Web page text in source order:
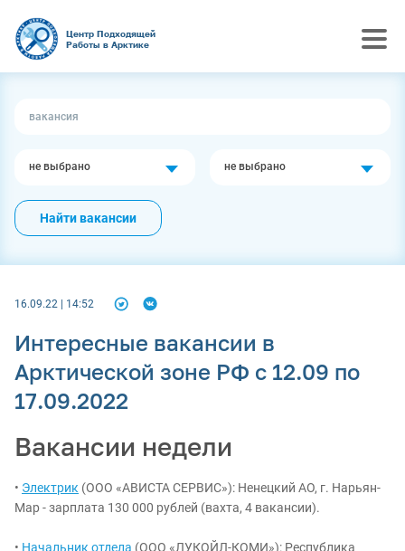
Центр Подходящей
Работы в Арктике
не выбрано не выбрано
Найти вакансии
16.09.22 | 14:52
Интересные вакансии в
Арктической зоне РФ с 12.09 по
17.09.2022
Вакансии недели
• Электрик (ООО «АВИСТА СЕРВИС»): Ненецкий АО, г. Нарьян-
Мар - зарплата 130 000 рублей (вахта, 4 вакансии).
• Начальник отдела (ООО «ЛУКОЙЛ-КОМИ»): Республика